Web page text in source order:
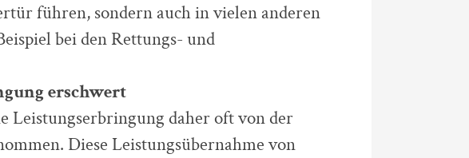
führen, sondern auch in vielen anderen
bei den Rettungs- und
erschwert
Leistungserbringung daher oft von der
Diese Leistungsübernahme von